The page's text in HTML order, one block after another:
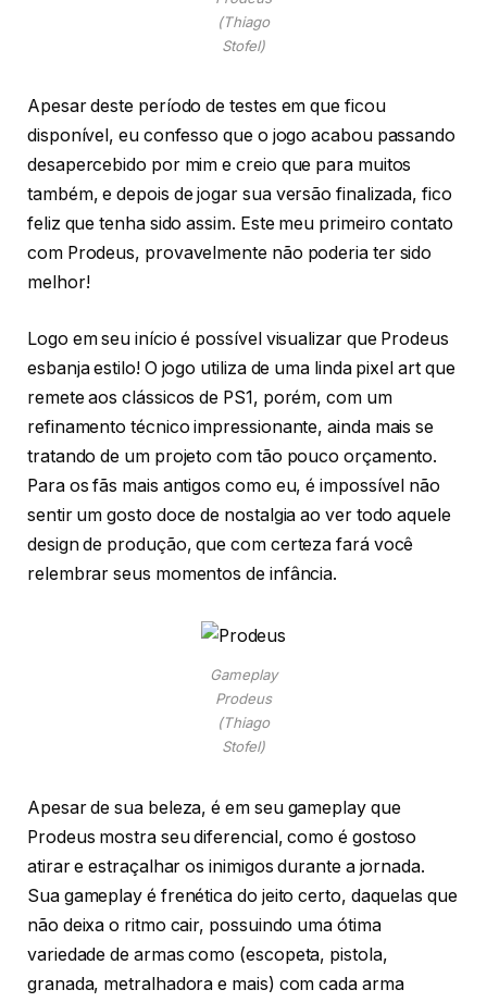
(Thiago
Stofel)
Apesar deste período de testes em que ficou
disponível, eu confesso que o jogo acabou passando
desapercebido por mim e creio que para muitos
também, e depois de jogar sua versão finalizada, fico
feliz que tenha sido assim. Este meu primeiro contato
com Prodeus, provavelmente não poderia ter sido
melhor!
Logo em seu início é possível visualizar que Prodeus
esbanja estilo! O jogo utiliza de uma linda pixel art que
remete aos clássicos de PS1, porém, com um
refinamento técnico impressionante, ainda mais se
tratando de um projeto com tão pouco orçamento.
Para os fãs mais antigos como eu, é impossível não
sentir um gosto doce de nostalgia ao ver todo aquele
design de produção, que com certeza fará você
relembrar seus momentos de infância.
Gameplay
Prodeus
(Thiago
Stofel)
Apesar de sua beleza, é em seu gameplay que
Prodeus mostra seu diferencial, como é gostoso
atirar e estraçalhar os inimigos durante a jornada.
Sua gameplay é frenética do jeito certo, daquelas que
não deixa o ritmo cair, possuindo uma ótima
variedade de armas como (escopeta, pistola,
granada, metralhadora e mais) com cada arma